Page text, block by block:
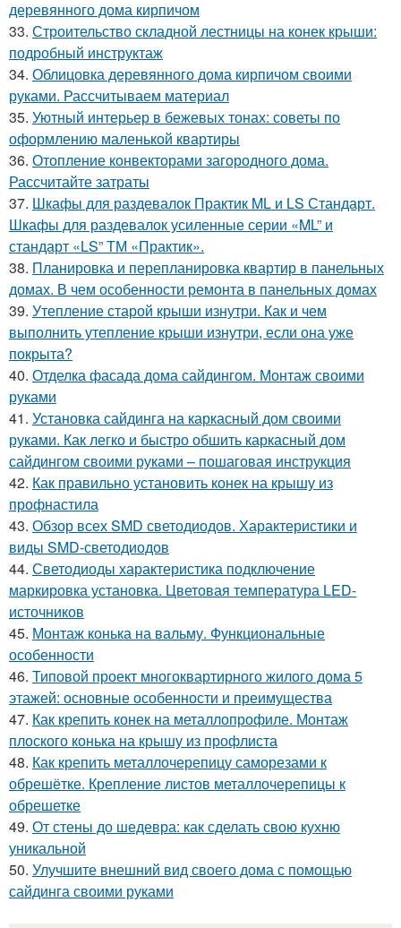
деревянного дома кирпичом
33. Строительство складной лестницы на конек крыши:
подробный инструктаж
34. Облицовка деревянного дома кирпичом своими
руками. Рассчитываем материал
35. Уютный интерьер в бежевых тонах: советы по
оформлению маленькой квартиры
36. Отопление конвекторами загородного дома.
Рассчитайте затраты
37. Шкафы для раздевалок Практик ML и LS Стандарт.
Шкафы для раздевалок усиленные серии «ML” и
стандарт «LS” ТМ «Практик».
38. Планировка и перепланировка квартир в панельных
домах. В чем особенности ремонта в панельных домах
39. Утепление старой крыши изнутри. Как и чем
выполнить утепление крыши изнутри, если она уже
покрыта?
40. Отделка фасада дома сайдингом. Монтаж своими
руками
41. Установка сайдинга на каркасный дом своими
руками. Как легко и быстро обшить каркасный дом
сайдингом своими руками – пошаговая инструкция
42. Как правильно установить конек на крышу из
профнастила
43. Обзор всех SMD светодиодов. Характеристики и
виды SMD-светодиодов
44. Светодиоды характеристика подключение
маркировка установка. Цветовая температура LED-
источников
45. Монтаж конька на вальму. Функциональные
особенности
46. Типовой проект многоквартирного жилого дома 5
этажей: основные особенности и преимущества
47. Как крепить конек на металлопрофиле. Монтаж
плоского конька на крышу из профлиста
48. Как крепить металлочерепицу саморезами к
обрешётке. Крепление листов металлочерепицы к
обрешетке
49. От стены до шедевра: как сделать свою кухню
уникальной
50. Улучшите внешний вид своего дома с помощью
сайдинга своими руками